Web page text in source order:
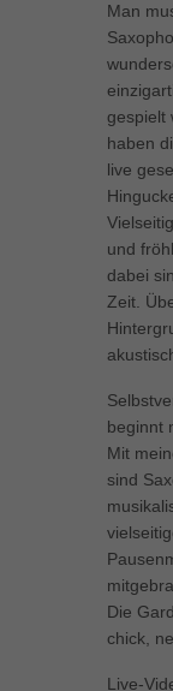
Man
gespielt
haben
live
und
dabei
Zeit.
beginnt
Mit
sind
Die
chick,
Live-